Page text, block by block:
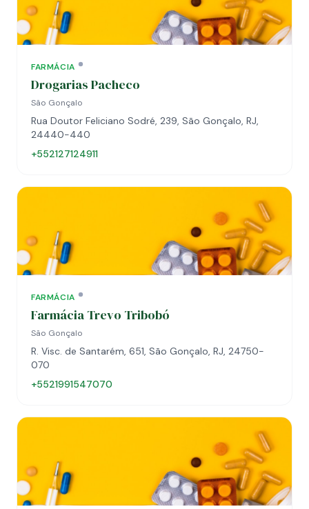
FARMÁCIA
Drogarias Pacheco
São Gonçalo
Rua Doutor Feliciano Sodré, 239, São Gonçalo, RJ,
24440-440
+552127124911
FARMÁCIA
Farmácia Trevo Tribobó
São Gonçalo
R. Visc. de Santarém, 651, São Gonçalo, RJ, 24750-
070
+5521991547070